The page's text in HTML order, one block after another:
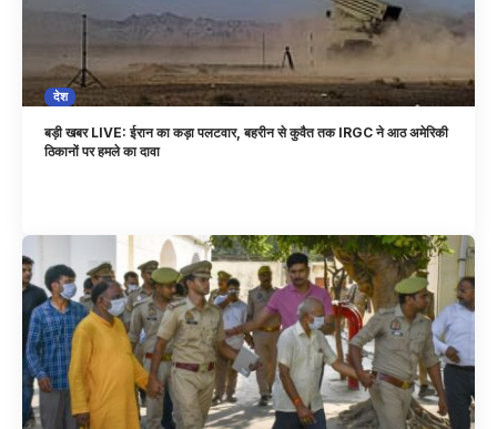
देश
बड़ी खबर LIVE: ईरान का कड़ा पलटवार, बहरीन से कुवैत तक IRGC ने आठ अमेरिकी
ठिकानों पर हमले का दावा